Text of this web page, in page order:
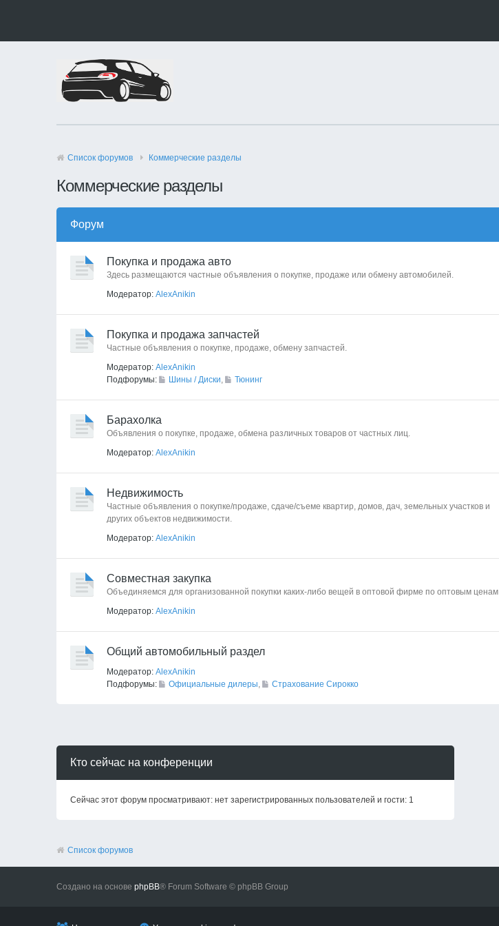
Список форумов Коммерческие разделы
Коммерческие разделы
Форум
Покупка и продажа авто
Здесь размещаются частные объявления о покупке, продаже или обмену автомобилей.
Модератор: AlexAnikin
Покупка и продажа запчастей
Частные объявления о покупке, продаже, обмену запчастей.
Модератор: AlexAnikin
Подфорумы:
Шины / Диски, Тюнинг
Барахолка
Объявления о покупке, продаже, обмена различных товаров от частных лиц.
Модератор: AlexAnikin
Недвижимость
Частные объявления о покупке/продаже, сдаче/съеме квартир, домов, дач, земельных участков и
других объектов недвижимости.
Модератор: AlexAnikin
Совместная закупка
Объединяемся для организованной покупки каких-либо вещей в оптовой фирме по оптовым ценам
Модератор: AlexAnikin
Общий автомобильный раздел
Модератор: AlexAnikin
Подфорумы:
Официальные дилеры, Страхование Сирокко
Кто сейчас на конференции
Сейчас этот форум просматривают: нет зарегистрированных пользователей и гости: 1
Список форумов
Создано на основе phpBB® Forum Software © phpBB Group